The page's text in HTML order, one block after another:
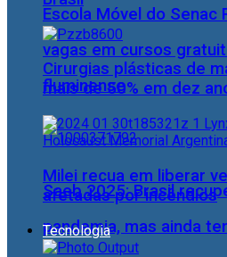
Escola Móvel do Senac
vagas em cursos
fluminense
Saeb 2025: Brasil
pandemia, mas ainda
Cirurgias plásticas de
mais de 50% em dez
Milei recua em liberar
afetadas por incêndios
Tecnologia